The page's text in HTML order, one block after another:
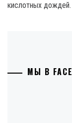
кислотных дождей.
МЫ В